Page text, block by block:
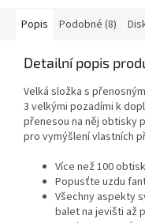
Popis Podobné (8)
Detailní popis
Velká složka s
3 velkými pozadími k
přenesou na něj obtisky
pro vymýšlení vlastních
Více než 100
Popusťte uzdu
Všechny aspekty
balet na jevišti až